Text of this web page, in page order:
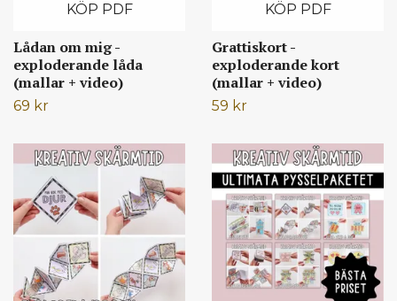
KÖP PDF
Lådan om mig -
exploderande låda
(mallar + video)
69 kr
KÖP PDF
Grattiskort -
exploderande kort
(mallar + video)
59 kr